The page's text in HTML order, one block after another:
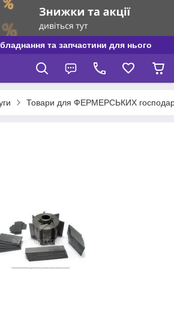
та запчастини для нього
Товари для ФЕРМЕРСЬКИХ